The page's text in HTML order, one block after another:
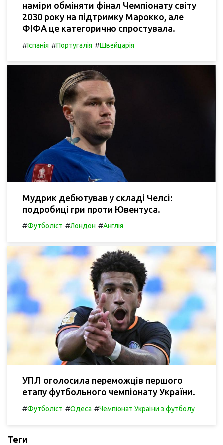
наміри обміняти фінал Чемпіонату світу
2030 року на підтримку Марокко, але
ФІФА це категорично спростувала.
#Іспанія #Португалія #Швейцарія
Мудрик дебютував у складі Челсі:
подробиці гри проти Ювентуса.
#Футболіст #Лондон #Англія
УПЛ оголосила переможців першого
етапу футбольного чемпіонату України.
#Футболіст #Одеса #Чемпіонат України з футболу
Теги